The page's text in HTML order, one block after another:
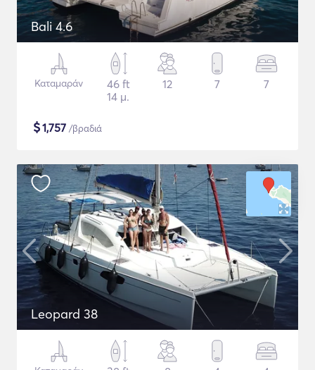
Bali 4.6
Καταμαράν
46 ft
14 μ.
12 7 7
$1,757 /βραδιά
Leopard 38